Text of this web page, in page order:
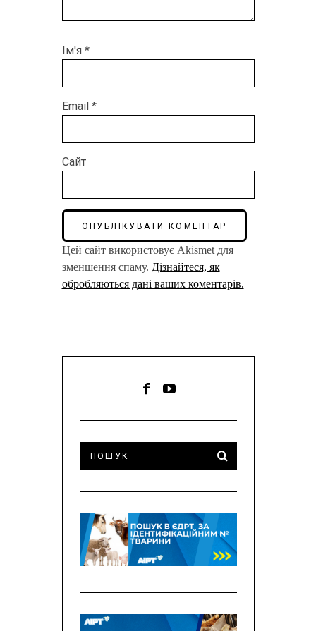
Ім'я *
Email *
Сайт
Цей сайт використовує Akismet для
зменшення спаму. Дізнайтеся, як
обробляються дані ваших коментарів.